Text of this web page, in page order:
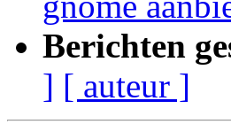
Berichten
] [ auteur ]